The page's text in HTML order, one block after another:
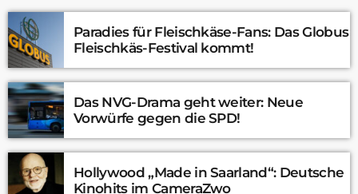
Paradies für Fleischkäse-Fans: Das Globus
Fleischkäs-Festival kommt!
Das NVG-Drama geht weiter: Neue
Vorwürfe gegen die SPD!
Hollywood „Made in Saarland“: Deutsche
Kinohits im CameraZwo